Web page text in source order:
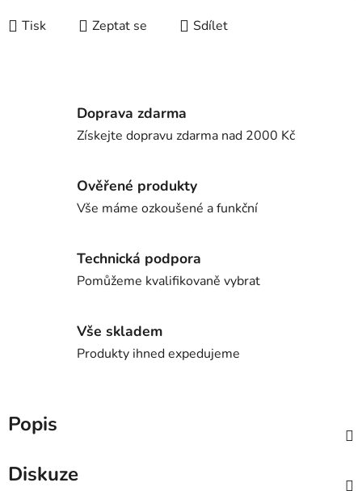
Tisk Zeptat se Sdílet
Doprava zdarma
Získejte dopravu zdarma nad 2000 Kč
Ověřené produkty
Vše máme ozkoušené a funkční
Technická podpora
Pomůžeme kvalifikovaně vybrat
Vše skladem
Produkty ihned expedujeme
Popis
Diskuze